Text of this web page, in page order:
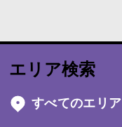
エリア検索
すべてのエリア